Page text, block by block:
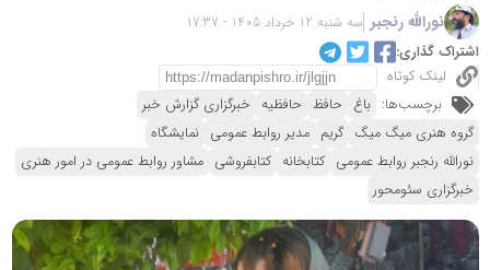
نورالله رنجبر سه شنبه 12 خرداد 1405 - 17:37
اشتراک گذاری:
لینک کوتاه
برچسب‌ها: باغ حافظ حافظیه خبرگزاری گزارش خبر
گروه هنری میگ میگ گریم مدیر روابط عمومی نمایشگاه
نورالله رنجبر روابط عمومی کتابخانه کتابفروشی مشاور روابط عمومی در امور هنری
خبرگزاری سئومحور